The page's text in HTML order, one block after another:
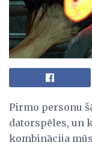
Pirmo personu
datorspēles, un
kombinācija